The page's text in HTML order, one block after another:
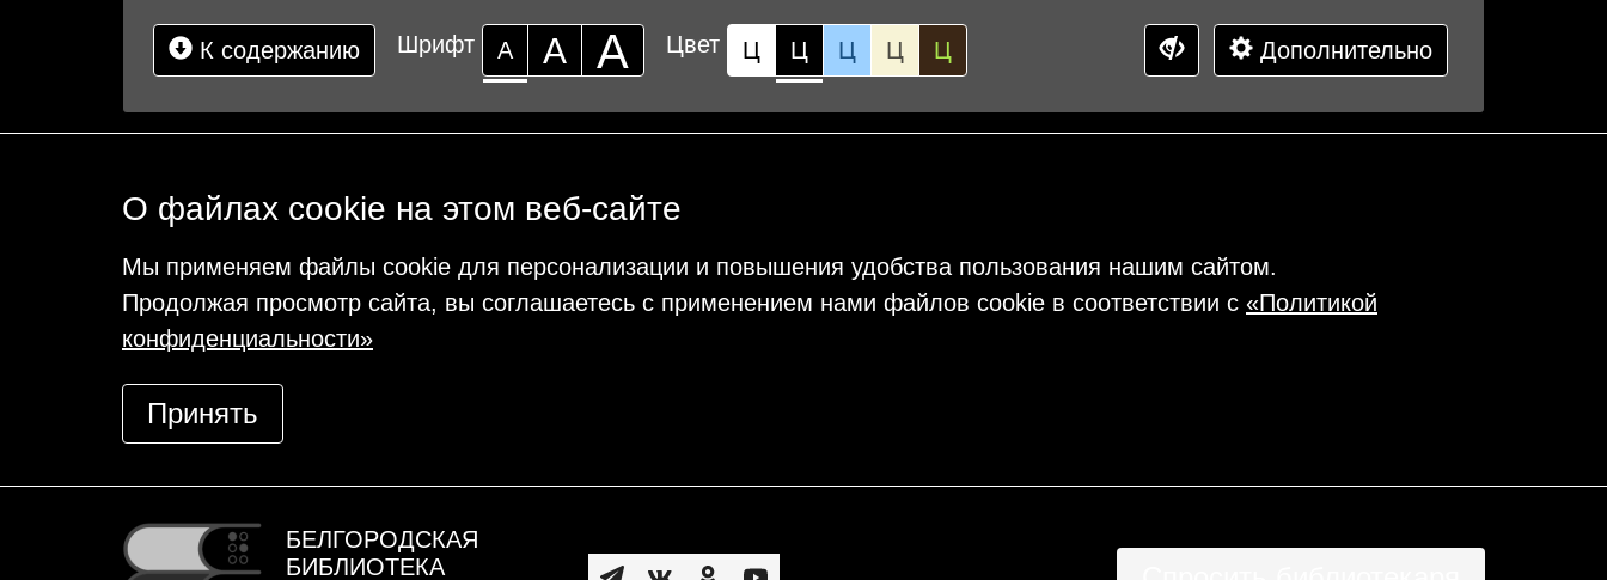
К содержанию Шрифт А А А Цвет Ц Ц Ц Ц Ц Дополнительно
О файлах cookie на этом веб-сайте
Мы применяем файлы cookie для персонализации и повышения удобства пользования нашим сайтом.
Продолжая просмотр сайта, вы соглашаетесь с применением нами файлов cookie в соответствии с «Политикой
конфиденциальности»
Принять
БЕЛГОРОДСКАЯ
БИБЛИОТЕКА